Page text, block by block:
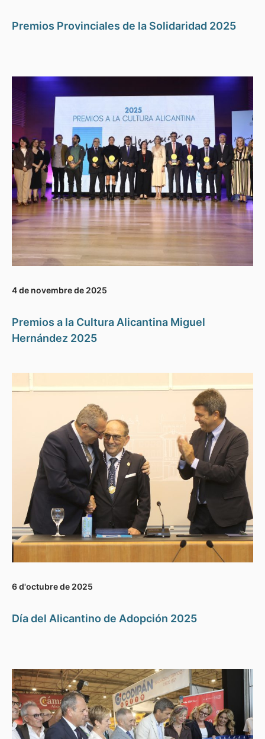
Premios Provinciales de la Solidaridad 2025
4 de novembre de 2025
Premios a la Cultura Alicantina Miguel
Hernández 2025
6 d'octubre de 2025
Día del Alicantino de Adopción 2025